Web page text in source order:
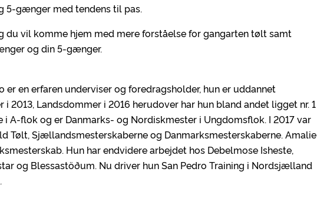
5-gænger med tendens til pas.
du vil komme hjem med mere forståelse for gangarten tølt samt
og din 5-gænger.
er en erfaren underviser og foredragsholder, hun er uddannet
2013, Landsdommer i 2016 herudover har hun bland andet ligget nr. 1
i A-flok og er Danmarks- og Nordiskmester i Ungdomsflok. I 2017 var
Tølt, Sjællandsmesterskaberne og Danmarksmesterskaberne. Amalie
Hun har endvidere arbejdet hos Debelmose Isheste,
og Blessastöðum. Nu driver hun San Pedro Training i Nordsjælland